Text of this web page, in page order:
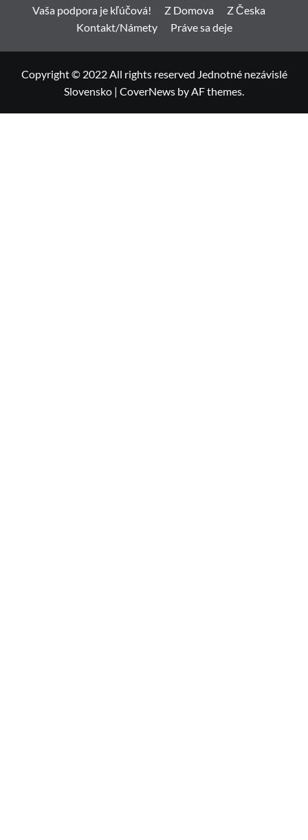
Vaša podpora je kľúčová!
Z Domova
Z Česka
Kontakt/Námety
Práve sa deje
Copyright © 2022 All rights reserved Jednotné nezávislé
Slovensko | CoverNews by AF themes.